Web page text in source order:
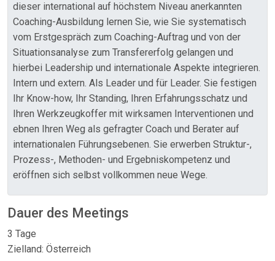
dieser international auf höchstem Niveau anerkannten
Coaching-Ausbildung lernen Sie, wie Sie systematisch
vom Erstgespräch zum Coaching-Auftrag und von der
Situationsanalyse zum Transfererfolg gelangen und
hierbei Leadership und internationale Aspekte integrieren.
Intern und extern. Als Leader und für Leader. Sie festigen
Ihr Know-how, Ihr Standing, Ihren Erfahrungsschatz und
Ihren Werkzeugkoffer mit wirksamen Interventionen und
ebnen Ihren Weg als gefragter Coach und Berater auf
internationalen Führungsebenen. Sie erwerben Struktur-,
Prozess-, Methoden- und Ergebniskompetenz und
eröffnen sich selbst vollkommen neue Wege.
Dauer des Meetings
3 Tage
Zielland: Österreich